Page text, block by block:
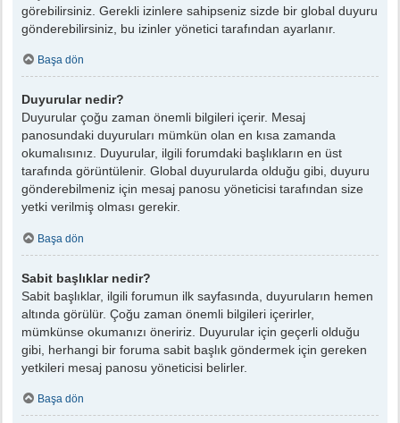
görebilirsiniz. Gerekli izinlere sahipseniz sizde bir global duyuru
gönderebilirsiniz, bu izinler yönetici tarafından ayarlanır.
Başa dön
Duyurular nedir?
Duyurular çoğu zaman önemli bilgileri içerir. Mesaj
panosundaki duyuruları mümkün olan en kısa zamanda
okumalısınız. Duyurular, ilgili forumdaki başlıkların en üst
tarafında görüntülenir. Global duyurularda olduğu gibi, duyuru
gönderebilmeniz için mesaj panosu yöneticisi tarafından size
yetki verilmiş olması gerekir.
Başa dön
Sabit başlıklar nedir?
Sabit başlıklar, ilgili forumun ilk sayfasında, duyuruların hemen
altında görülür. Çoğu zaman önemli bilgileri içerirler,
mümkünse okumanızı öneririz. Duyurular için geçerli olduğu
gibi, herhangi bir foruma sabit başlık göndermek için gereken
yetkileri mesaj panosu yöneticisi belirler.
Başa dön